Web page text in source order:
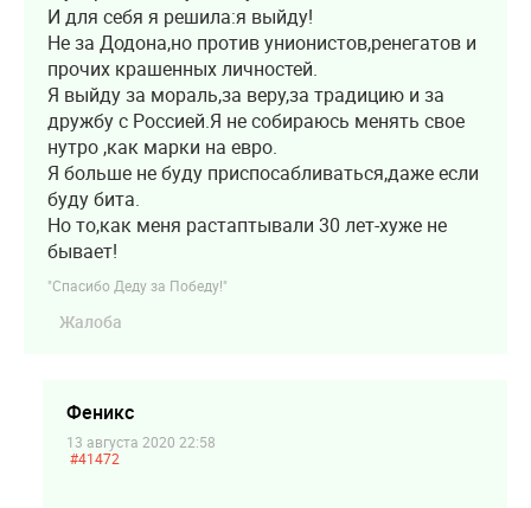
И для себя я решила:я выйду!
Не за Додона,но против унионистов,ренегатов и
прочих крашенных личностей.
Я выйду за мораль,за веру,за традицию и за
дружбу с Россией.Я не собираюсь менять свое
нутро ,как марки на евро.
Я больше не буду приспосабливаться,даже если
буду бита.
Но то,как меня растаптывали 30 лет-хуже не
бывает!
"Спасибо Деду за Победу!"
Жалоба
Феникс
13 августа 2020 22:58
#41472